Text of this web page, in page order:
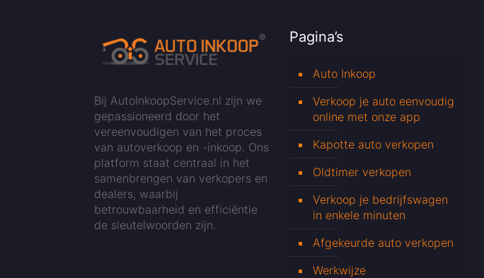
Bij AutoInkoopService.nl zijn we
gepassioneerd door het
vereenvoudigen van het proces
van autoverkoop en -inkoop. Ons
platform staat centraal in het
samenbrengen van verkopers en
dealers, waarbij
betrouwbaarheid en efficiëntie
de sleutelwoorden zijn.
Pagina’s
Auto Inkoop
Verkoop je auto eenvoudig
online met onze app
Kapotte auto verkopen
Oldtimer verkopen
Verkoop je bedrijfswagen
in enkele minuten
Afgekeurde auto verkopen
Werkwijze